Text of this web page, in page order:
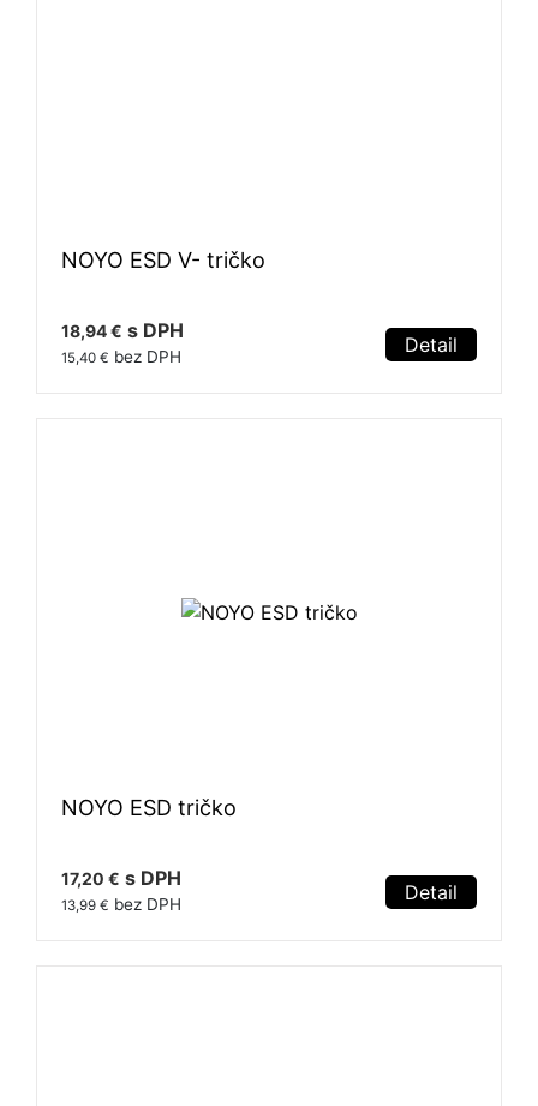
NOYO ESD V- tričko
18,94 € s DPH
15,40 € bez DPH Detail
NOYO ESD tričko
17,20 € s DPH
13,99 € bez DPH Detail